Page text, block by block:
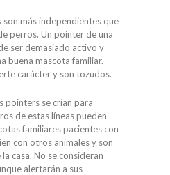
son más independientes que
perros. Un pointer de una
ser demasiado activo y
buena mascota familiar.
carácter y son tozudos.
pointers se crían para
de estas líneas pueden
familiares pacientes con
con otros animales y son
casa. No se consideran
alertarán a sus